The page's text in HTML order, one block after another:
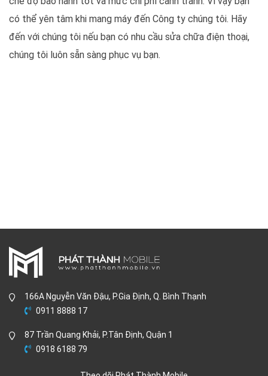
có thể yên tâm khi mang máy đến Công ty chúng tôi. Hãy
đến với chúng tôi nếu bạn có nhu cầu sửa chữa điện thoại,
chúng tôi luôn sẵn sàng phục vụ bạn.
166A Nguyễn Văn Đậu, P.Gia Định, Q. Bình Thạnh
0911 8888 17
87 Trần Quang Khải, P.Tân Định, Quận 1
0918 6188 79